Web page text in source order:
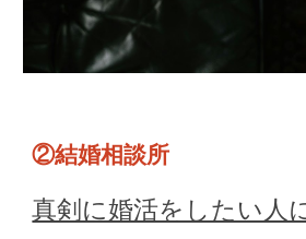
②結婚相談所
真剣に婚活をしたい人